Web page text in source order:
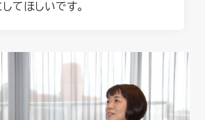
てほしいです。